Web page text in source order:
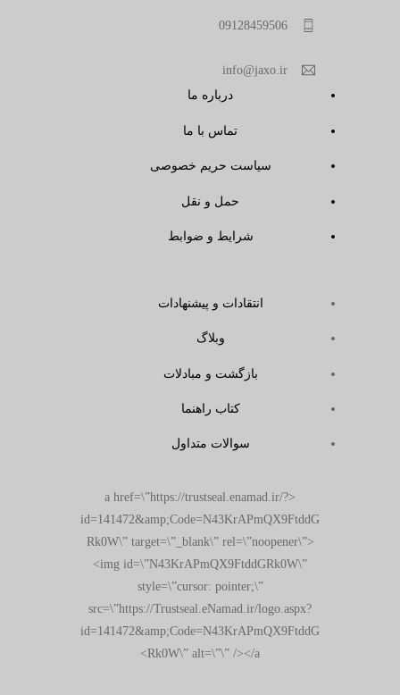
09128459506
info@jaxo.ir
درباره ما
تماس با ما
سیاست حریم خصوصی
حمل و نقل
شرایط و ضوابط
انتقادات و پیشنهادات
وبلاگ
بازگشت و مبادلات
کتاب راهنما
سوالات متداول
<a href=\”https://trustseal.enamad.ir/?
id=141472&amp;Code=N43KrAPmQX9FtddG
Rk0W\” target=\”_blank\” rel=\”noopener\”>
<img id=\”N43KrAPmQX9FtddGRk0W\”
style=\”cursor: pointer;\”
src=\”https://Trustseal.eNamad.ir/logo.aspx?
id=141472&amp;Code=N43KrAPmQX9FtddG
Rk0W\” alt=\”\” /></a>